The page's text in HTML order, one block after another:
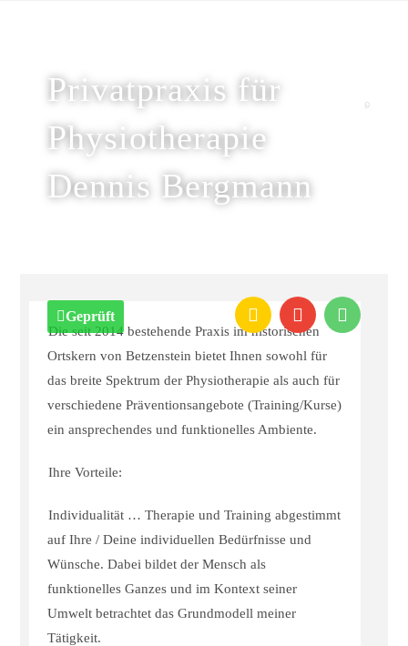
Privatpraxis für
Physiotherapie
Dennis Bergmann
Geprüft
Die seit 2014 bestehende Praxis im historischen
Ortskern von Betzenstein bietet Ihnen sowohl für
das breite Spektrum der Physiotherapie als auch für
verschiedene Präventionsangebote (Training/Kurse)
ein ansprechendes und funktionelles Ambiente.
Ihre Vorteile:
Individualität … Therapie und Training abgestimmt
auf Ihre / Deine individuellen Bedürfnisse und
Wünsche. Dabei bildet der Mensch als
funktionelles Ganzes und im Kontext seiner
Umwelt betrachtet das Grundmodell meiner
Tätigkeit.